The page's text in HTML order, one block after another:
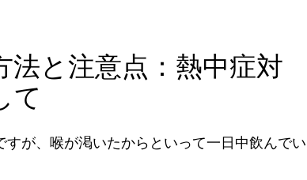
法と注意点：熱中症対
て
すが、喉が渇いたからといって一日中飲んでい